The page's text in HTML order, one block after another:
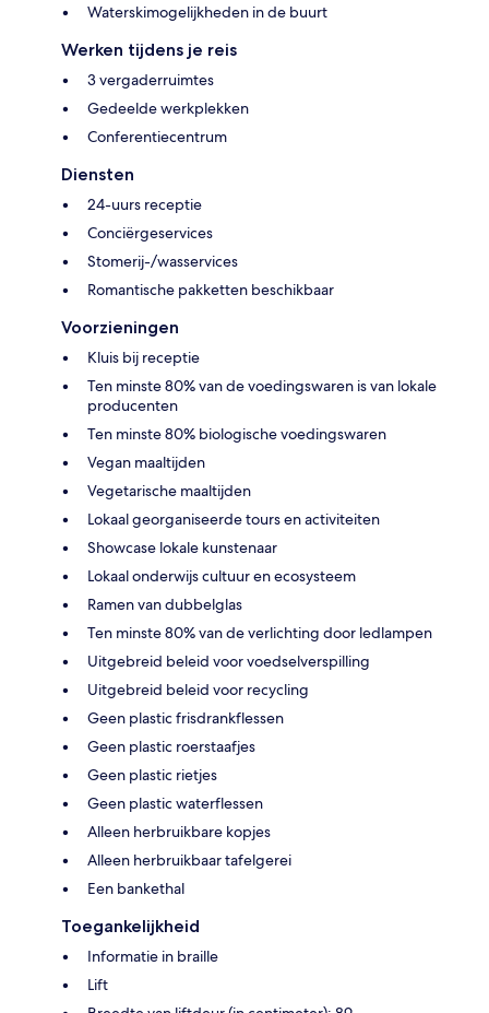
Waterskimogelijkheden in de buurt
Werken tijdens je reis
3 vergaderruimtes
Gedeelde werkplekken
Conferentiecentrum
Diensten
24-uurs receptie
Conciërgeservices
Stomerij-/wasservices
Romantische pakketten beschikbaar
Voorzieningen
Kluis bij receptie
Ten minste 80% van de voedingswaren is van lokale
producenten
Ten minste 80% biologische voedingswaren
Vegan maaltijden
Vegetarische maaltijden
Lokaal georganiseerde tours en activiteiten
Showcase lokale kunstenaar
Lokaal onderwijs cultuur en ecosysteem
Ramen van dubbelglas
Ten minste 80% van de verlichting door ledlampen
Uitgebreid beleid voor voedselverspilling
Uitgebreid beleid voor recycling
Geen plastic frisdrankflessen
Geen plastic roerstaafjes
Geen plastic rietjes
Geen plastic waterflessen
Alleen herbruikbare kopjes
Alleen herbruikbaar tafelgerei
Een bankethal
Toegankelijkheid
Informatie in braille
Lift